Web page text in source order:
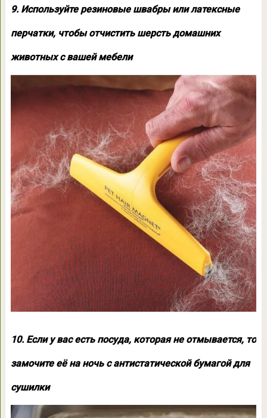
9. Используйте резиновые швабры или латексные
перчатки, чтобы отчистить шерсть домашних
животных с вашей мебели
10. Если у вас есть посуда, которая не отмывается, то
замочите её на ночь с антистатической бумагой для
сушилки